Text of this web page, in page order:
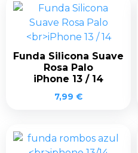
Funda Silicona Suave
Rosa Palo
iPhone 13 / 14
7,99 €